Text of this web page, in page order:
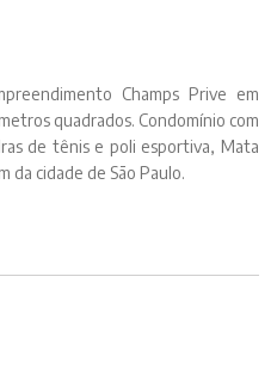
Champs Prive em
quadrados. Condomínio com
de tênis e poli esportiva, Mata
da cidade de São Paulo.